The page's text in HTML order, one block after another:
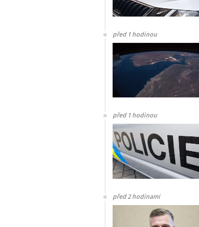
před 1 hodinou
před 1 hodinou
před 2 hodinami